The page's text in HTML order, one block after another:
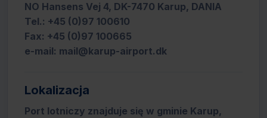
NO Hansens Vej 4, DK-7470 Karup, DANIA
Tel.: +45 (0)97 100610
Fax: +45 (0)97 100665
e-mail: mail@karup-airport.dk
Lokalizacja
Port lotniczy znajduje się w gminie Karup,